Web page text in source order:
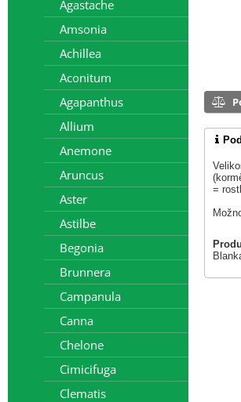
Agastache
Amsonia
Achillea
Aconitum
Agapanthus
Allium
Anemone
Aruncus
Aster
Astilbe
Begonia
Brunnera
Campanula
Canna
Chelone
Cimicifuga
Clematis
=